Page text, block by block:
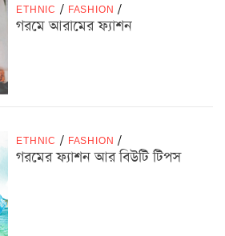
ETHNIC / FASHION /
গরমে আরামের ফ্যাশন
ETHNIC / FASHION /
গরমের ফ্যাশন আর বিউটি টিপস